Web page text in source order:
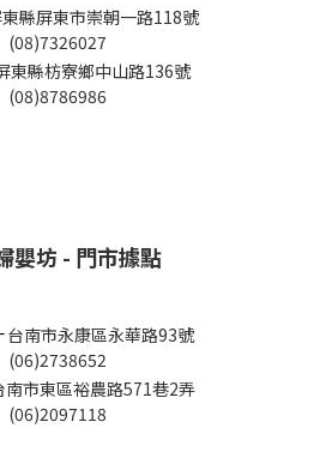
縣屏東市崇朝一路118號
(08)7326027
東縣枋寮鄉中山路136號
(08)8786986
嬰坊 - 門市據點
台南市永康區永華路93號
(06)2738652
南市東區裕農路571巷2弄
(06)2097118